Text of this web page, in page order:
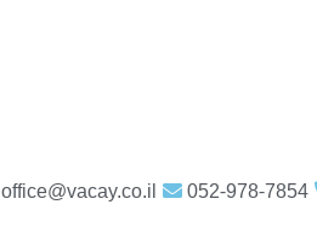
052-978-7854
office@vacay.co.il